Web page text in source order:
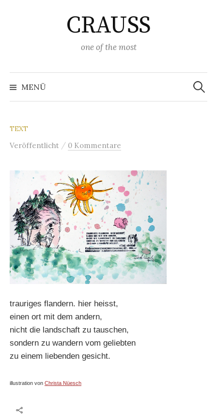
CRAUSS
one of the most
MENÜ
Suchen
nach:
TEXT
Veröffentlicht / 0 Kommentare
trauriges flandern. hier heisst,
einen ort mit dem andern,
nicht die landschaft zu tauschen,
sondern zu wandern vom geliebten
zu einem liebenden gesicht.
illustration von Christa Nüesch